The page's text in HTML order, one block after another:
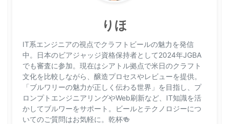
りほ
IT系エンジニアの視点でクラフトビールの魅力を発信
中。日本のビアジャッジ資格保持者として2024年JGBA
でも審査に参加。現在はシアトル拠点で米日のクラフト
文化を比較しながら、醸造プロセスやレビューを提供。
「ブルワリーの魅力が正しく伝わる世界」を目指し、プ
ロンプトエンジニアリングやWeb刷新など、IT知識を活
かしてブルワーをサポート。ビールとテクノロジーにつ
いてのご質問はお気軽に。乾杯🍻